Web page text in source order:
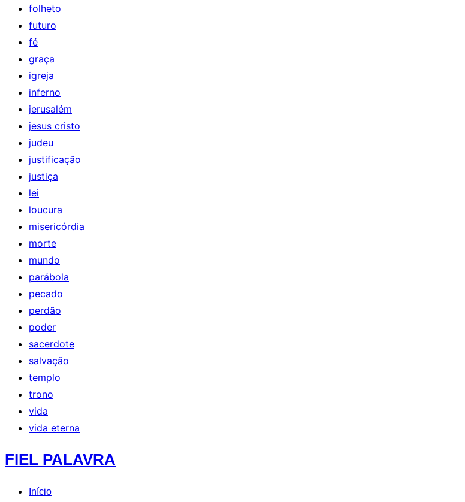
folheto
futuro
fé
graça
igreja
inferno
jerusalém
jesus cristo
judeu
justificação
justiça
lei
loucura
misericórdia
morte
mundo
parábola
pecado
perdão
poder
sacerdote
salvação
templo
trono
vida
vida eterna
Pular
para
FIEL PALAVRA
Início